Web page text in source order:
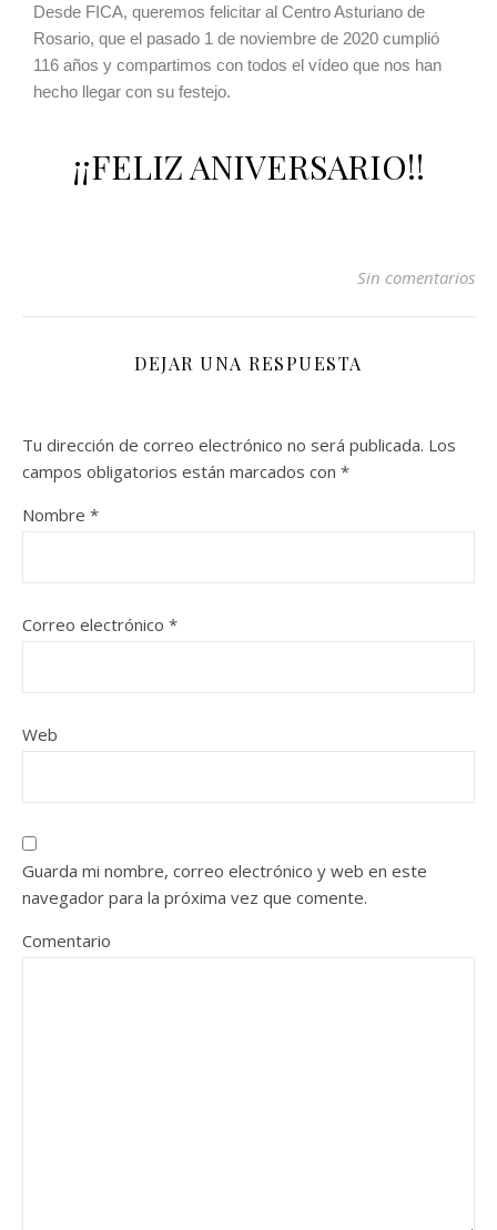
Desde FICA, queremos felicitar al Centro Asturiano de
Rosario, que el pasado 1 de noviembre de 2020 cumplió
116 años y compartimos con todos el vídeo que nos han
hecho llegar con su festejo.
¡¡FELIZ ANIVERSARIO!!
Sin comentarios
DEJAR UNA RESPUESTA
Tu dirección de correo electrónico no será publicada. Los
campos obligatorios están marcados con *
Nombre *
Correo electrónico *
Web
Guarda mi nombre, correo electrónico y web en este
navegador para la próxima vez que comente.
Comentario